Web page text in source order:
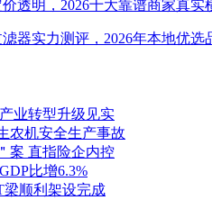
透明，2026十大靠谱商家真实
器实力测评，2026年本地优选
业转型升级见实
农机安全生产事故
案 直指险企内控
比增6.3%
顺利架设完成